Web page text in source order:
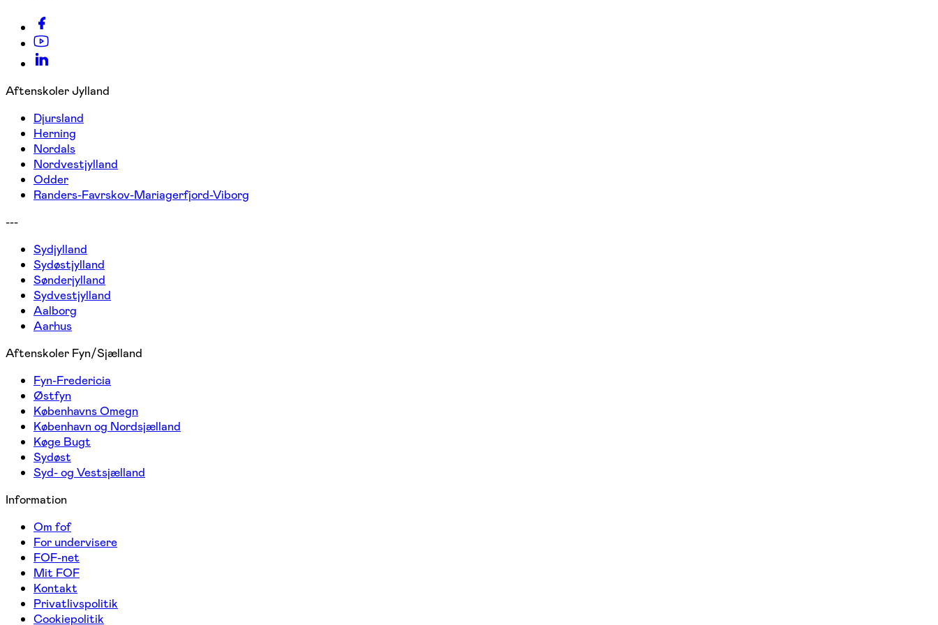
Aftenskoler Jylland
Djursland
Herning
Nordals
Nordvestjylland
Odder
Randers-Favrskov-Mariagerfjord-Viborg
---
Sydjylland
Sydøstjylland
Sønderjylland
Sydvestjylland
Aalborg
Aarhus
Aftenskoler Fyn/Sjælland
Fyn-Fredericia
Østfyn
Københavns Omegn
København og Nordsjælland
Køge Bugt
Sydøst
Syd- og Vestsjælland
Information
Om fof
For undervisere
FOF-net
Mit FOF
Kontakt
Privatlivspolitik
Cookiepolitik